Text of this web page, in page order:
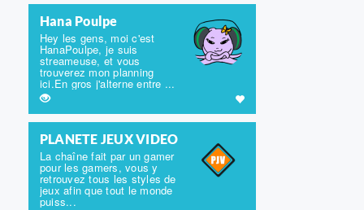
Hana Poulpe
Hey les gens, moi c'est
HanaPoulpe, je suis
streameuse, et vous
trouverez mon planning
ici.En gros j'alterne entre ...
PLANETE JEUX VIDEO
La chaîne fait par un gamer
pour les gamers, vous y
retrouvez tous les styles de
jeux afin que tout le monde
puiss...